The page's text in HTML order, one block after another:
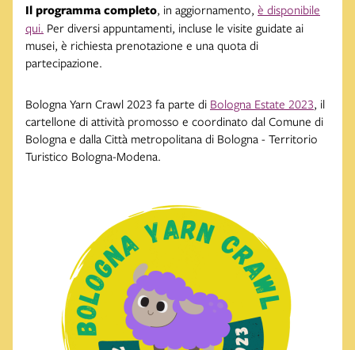
Il programma completo, in aggiornamento, è disponibile
qui. Per diversi appuntamenti, incluse le visite guidate ai
musei, è richiesta prenotazione e una quota di
partecipazione.
Bologna Yarn Crawl 2023 fa parte di Bologna Estate 2023, il
cartellone di attività promosso e coordinato dal Comune di
Bologna e dalla Città metropolitana di Bologna - Territorio
Turistico Bologna-Modena.